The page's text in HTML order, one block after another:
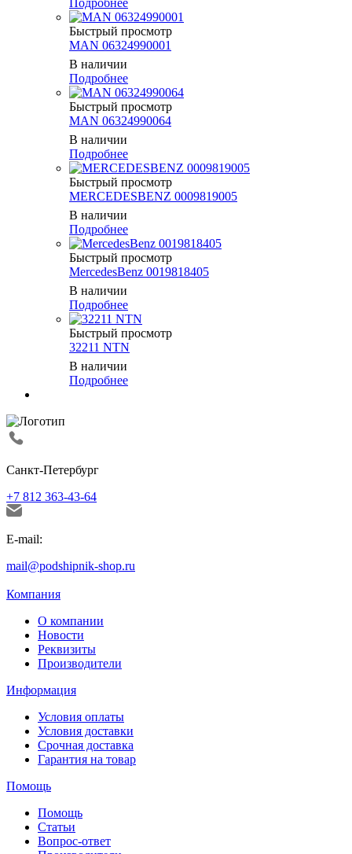
Подробнее
Быстрый просмотр
MAN 06324990001
В наличии
Подробнее
Быстрый просмотр
MAN 06324990064
В наличии
Подробнее
Быстрый просмотр
MERCEDESBENZ 0009819005
В наличии
Подробнее
Быстрый просмотр
MercedesBenz 0019818405
В наличии
Подробнее
Быстрый просмотр
32211 NTN
В наличии
Подробнее
Санкт-Петербург
+7 812 363-43-64
E-mail:
mail@podshipnik-shop.ru
Компания
О компании
Новости
Реквизиты
Производители
Информация
Условия оплаты
Условия доставки
Срочная доставка
Гарантия на товар
Помощь
Помощь
Статьи
Вопрос-ответ